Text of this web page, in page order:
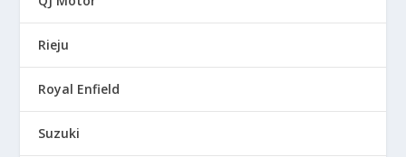
Rieju
Royal Enfield
Suzuki